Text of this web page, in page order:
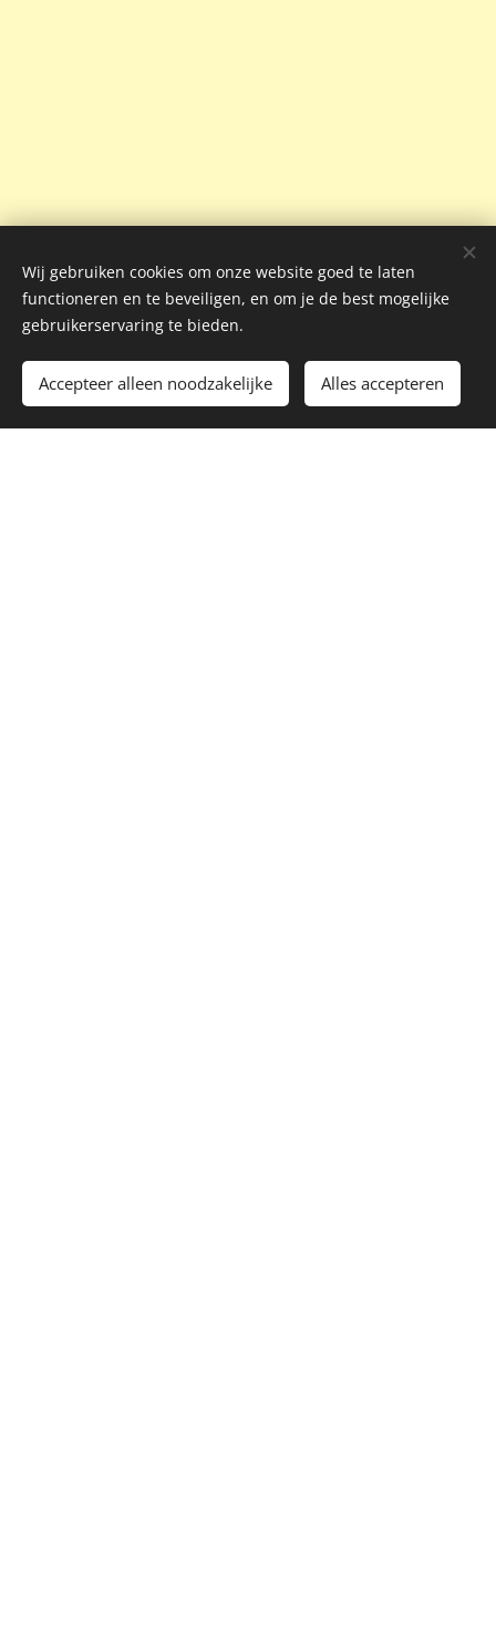
Wij gebruiken cookies om onze website goed te laten
functioneren en te beveiligen, en om je de best mogelijke
gebruikerservaring te bieden.
Accepteer alleen noodzakelijke Alles accepteren